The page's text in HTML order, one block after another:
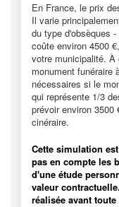
En France, le prix
Il varie
du type d'obsèques
coûte environ 4500
votre municipalité. À
monument funéraire
nécessaires si le
qui représente 1/3
prévoir environ
cinéraire.
Cette simulation
pas en compte les
d'une étude
valeur
réalisée avant